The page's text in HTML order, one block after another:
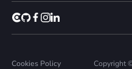
Cookies Policy Copyright